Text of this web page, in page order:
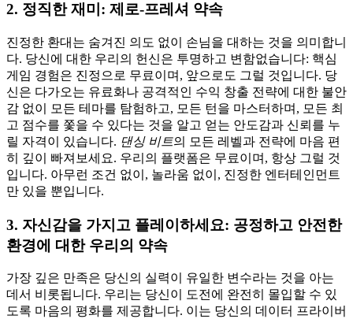
2. 정직한 재미: 제로-프레셔 약속
진정한 환대는 숨겨진 의도 없이 손님을 대하는 것을 의미합니
다. 당신에 대한 우리의 헌신은 투명하고 변함없습니다: 핵심
게임 경험은 진정으로 무료이며, 앞으로도 그럴 것입니다. 당
신은 다가오는 유료화나 공격적인 수익 창출 전략에 대한 불안
감 없이 모든 테마를 탐험하고, 모든 턴을 마스터하며, 모든 최
고 점수를 쫓을 수 있다는 것을 알고 얻는 안도감과 신뢰를 누
릴 자격이 있습니다. 댄싱 비트의 모든 레벨과 전략에 마음 편
히 깊이 빠져보세요. 우리의 플랫폼은 무료이며, 항상 그럴 것
입니다. 아무런 조건 없이, 놀라움 없이, 진정한 엔터테인먼트
만 있을 뿐입니다.
3. 자신감을 가지고 플레이하세요: 공정하고 안전한
환경에 대한 우리의 약속
가장 깊은 만족은 당신의 실력이 유일한 변수라는 것을 아는
데서 비롯됩니다. 우리는 당신이 도전에 완전히 몰입할 수 있
도록 마음의 평화를 제공합니다. 이는 당신의 데이터 프라이버